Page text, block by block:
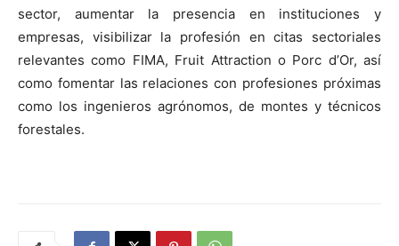
sector, aumentar la presencia en instituciones y
empresas, visibilizar la profesión en citas sectoriales
relevantes como FIMA, Fruit Attraction o Porc d’Or, así
como fomentar las relaciones con profesiones próximas
como los ingenieros agrónomos, de montes y técnicos
forestales.